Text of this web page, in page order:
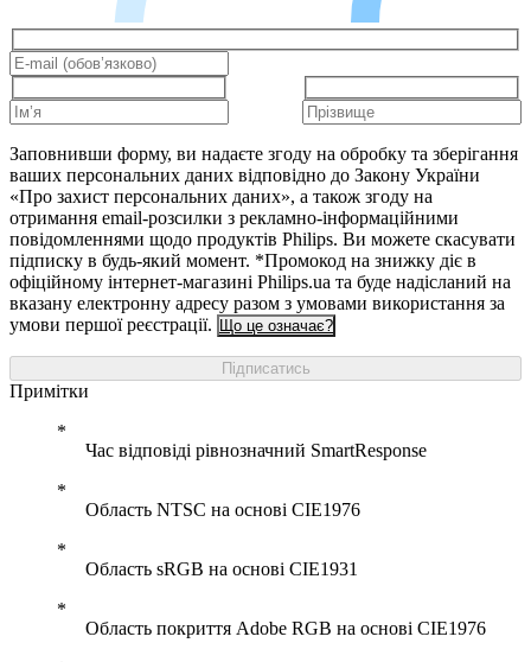
Заповнивши форму, ви надаєте згоду на обробку та зберігання
ваших персональних даних відповідно до Закону України
«Про захист персональних даних», а також згоду на
отримання email-розсилки з рекламно-інформаційними
повідомленнями щодо продуктів Philips. Ви можете скасувати
підписку в будь-який момент. *Промокод на знижку діє в
офіційному інтернет-магазині Philips.ua та буде надісланий на
вказану електронну адресу разом з умовами використання за
умови першої реєстрації. Що це означає?
Підписатись
Примітки
Час відповіді рівнозначний SmartResponse
Область NTSC на основі CIE1976
Область sRGB на основі CIE1931
Область покриття Adobe RGB на основі CIE1976